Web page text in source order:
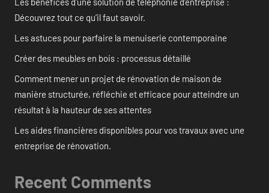
Découvrez tout ce qu’il faut savoir.
Les astuces pour parfaire la menuiserie contemporaine
Créer des meubles en bois : processus détaillé
Comment mener un projet de rénovation de maison de
manière structurée, réfléchie et efficace pour atteindre un
résultat à la hauteur de ses attentes
Les aides financières disponibles pour vos travaux avec une
entreprise de rénovation.
Recent Comments